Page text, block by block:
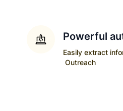
Powerful
Easily extract
Outreach